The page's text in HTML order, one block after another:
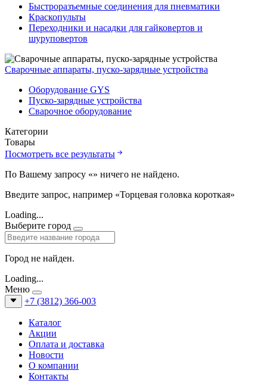
Быстроразъемные соединения для пневматики
Краскопульты
Переходники и насадки для гайковертов и
шуруповертов
Сварочные аппараты, пуско-зарядные устройства
Оборудование GYS
Пуско-зарядные устройства
Сварочное оборудование
Категории
Товары
Посмотреть все результаты
По Вашему запросу «» ничего не найдено.
Введите запрос, например «Торцевая головка короткая»
Loading...
Выберите город
Город не найден.
Loading...
Меню
+7 (3812) 366-003
Каталог
Акции
Оплата и доставка
Новости
О компании
Контакты